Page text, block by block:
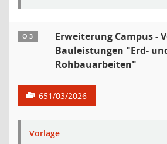
Ö 3
Erweiterung Campus -
Bauleistungen "Erd-
Rohbauarbeiten"
651/03/2026
Vorlage